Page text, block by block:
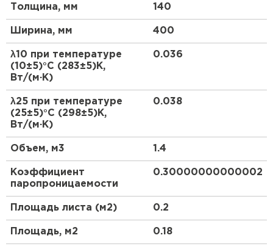
Легко поддаются обработке, быстрый монтаж
Плотно прилегают к конструкции
Химическая стойкость к материалам
конструкции
Производятся по ГОСТ 9573-2012.
Толщина, мм 140
Ширина, мм 400
λ10 при температуре
(10±5)°С (283±5)К,
Вт/(м·К)
0.036
λ25 при температуре
(25±5)°С (298±5)К,
Вт/(м·К)
0.038
Объем, м3 1.4
Коэффициент
паропроницаемости
0.30000000000002
Площадь листа (м2) 0.2
Площадь, м2 0.18
Утеплитель Термит
Утеплитель Теплекс
Утеплитель Изомин
ПЕРЕЙТИ
Утеплитель Тимплэкс